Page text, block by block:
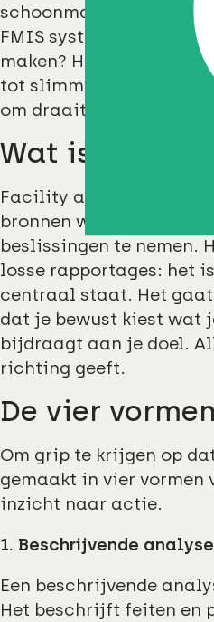
FMIS systeem. Maar
maken? Hoe zorg je
tot slimmer, duurzamer
om draait.
Wat is facility
Facility analytics is
bronnen wordt
beslissingen te nemen.
losse rapportages: het
centraal staat. Het gaat
dat je bewust kiest wat
bijdraagt aan je doel.
richting geeft.
De vier
Om grip te krijgen op
gemaakt in vier vormen
inzicht naar actie.
1. Beschrijvende
Een beschrijvende
Het beschrijft feiten en